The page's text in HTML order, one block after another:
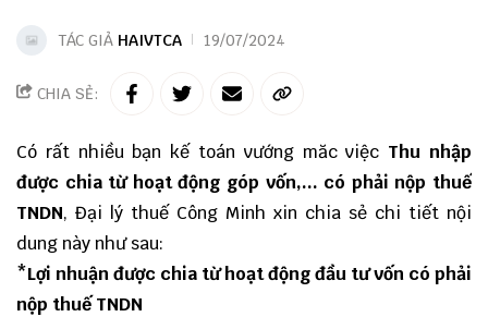
TÁC GIẢ HAIVTCA 19/07/2024
CHIA SẺ:
Có rất nhiều bạn kế toán vướng măc việc Thu nhập
được chia từ hoạt động góp vốn,... có phải nộp thuế
TNDN, Đại lý thuế Công Minh xin chia sẻ chi tiết nội
dung này như sau:
*Lợi nhuận được chia từ hoạt động đầu tư vốn có phải
nộp thuế TNDN